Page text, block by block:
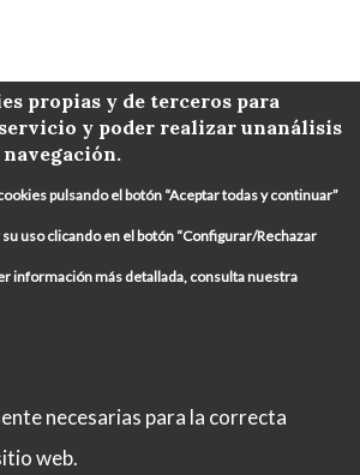
propias y de terceros para
y poder realizar unanálisis
navegación.
pulsando el botón “Aceptar todas y continuar”
uso clicando en el botón “Configurar/Rechazar
información más detallada, consulta nuestra
necesarias para la correcta
web.